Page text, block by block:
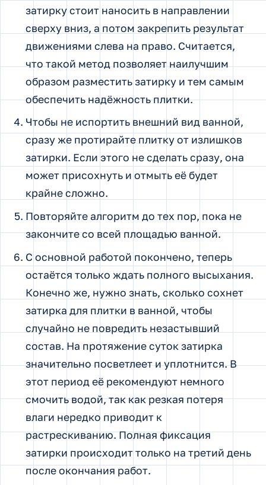
затирку стоит наносить в направлении
сверху вниз, а потом закрепить результат
движениями слева на право. Считается,
что такой метод позволяет наилучшим
образом разместить затирку и тем самым
обеспечить надёжность плитки.
Чтобы не испортить внешний вид ванной,
сразу же протирайте плитку от излишков
затирки. Если этого не сделать сразу, она
может присохнуть и отмыть её будет
крайне сложно.
Повторяйте алгоритм до тех пор, пока не
закончите со всей площадью ванной.
С основной работой покончено, теперь
остаётся только ждать полного высыхания.
Конечно же, нужно знать, сколько сохнет
затирка для плитки в ванной, чтобы
случайно не повредить незастывший
состав. На протяжение суток затирка
значительно посветлеет и уплотнится. В
этот период её рекомендуют немного
смочить водой, так как резкая потеря
влаги нередко приводит к
растрескиванию. Полная фиксация
затирки происходит только на третий день
после окончания работ.